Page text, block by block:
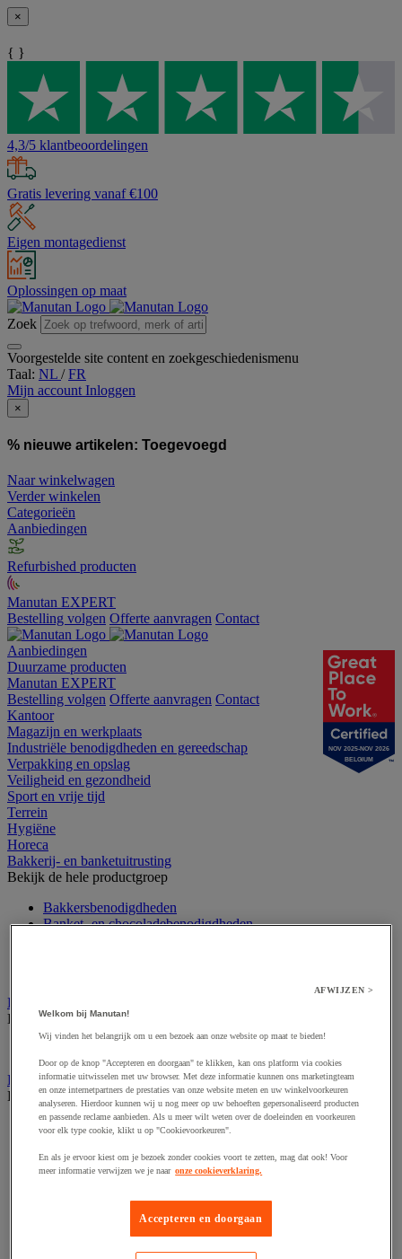
×
{ }
4,3/5 klantbeoordelingen
Gratis levering vanaf €100
Eigen montagedienst
Oplossingen op maat
Zoek
Voorgestelde site content en zoekgeschiedenismenu
Taal: NL /FR
Mijn account Inloggen
×
% nieuwe artikelen: Toegevoegd
Naar winkelwagen
Verder winkelen
Categorieën
Aanbiedingen
Refurbished producten
Manutan EXPERT
Bestelling volgen Offerte aanvragen Contact
Aanbiedingen
Duurzame producten
Manutan EXPERT
Bestelling volgen Offerte aanvragen Contact
Kantoor
Magazijn en werkplaats
Industriële benodigdheden en gereedschap
Verpakking en opslag
Veiligheid en gezondheid
Sport en vrije tijd
Terrein
Hygiëne
Horeca
Bakkerij- en banketuitrusting
Bekijk de hele productgroep
Bakkersbenodigdheden
Banket- en chocoladebenodigdheden
Decoratie voor horeca
Bekijk de hele productgroep
Eten en drinken
Bekijk de hele productgroep
Frisdrank, ijsthee en fruitsap
Soep
Suiker en roerstaafjes
Zoetwaren en chocolade
NOV 2025-NOV 2026
BELGIUM
AFWIJZEN >
Welkom bij Manutan!
Wij vinden het belangrijk om u een bezoek aan onze website op maat te bieden!
Door op de knop "Accepteren en doorgaan" te klikken, kan ons platform via cookies
informatie uitwisselen met uw browser. Met deze informatie kunnen ons marketingteam
en onze internetpartners de prestaties van onze website meten en uw winkelvoorkeuren
analyseren. Hierdoor kunnen wij u nog meer op uw behoeften gepersonaliseerd producten
en passende reclame aanbieden. Als u meer wilt weten over de doeleinden en voorkeuren
voor elk type cookie, klikt u op "Cookievoorkeuren".
En als je ervoor kiest om je bezoek zonder cookies voort te zetten, mag dat ook! Voor
meer informatie verwijzen we je naar onze cookieverklaring.
Accepteren en doorgaan